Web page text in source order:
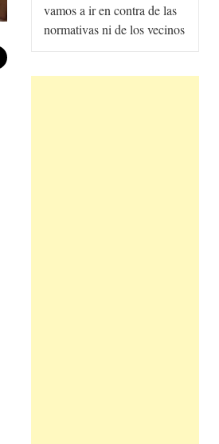
vamos a ir en contra de las
normativas ni de los vecinos